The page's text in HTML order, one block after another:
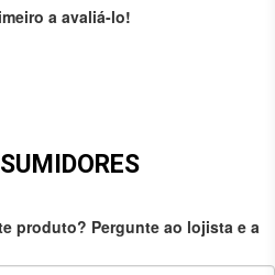
a avaliá-lo!
produto? Pergunte ao lojista e a